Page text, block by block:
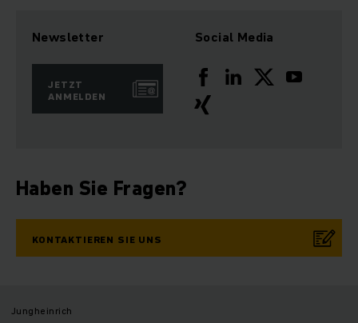
Newsletter
JETZT
ANMELDEN
Social Media
Haben Sie Fragen?
KONTAKTIEREN SIE UNS
Jungheinrich